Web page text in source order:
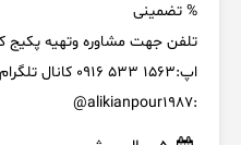
% تضمینی
تلفن جهت مشاوره وتهیه پکیج
اپ:1563 533 0916
:alikianpour1987@